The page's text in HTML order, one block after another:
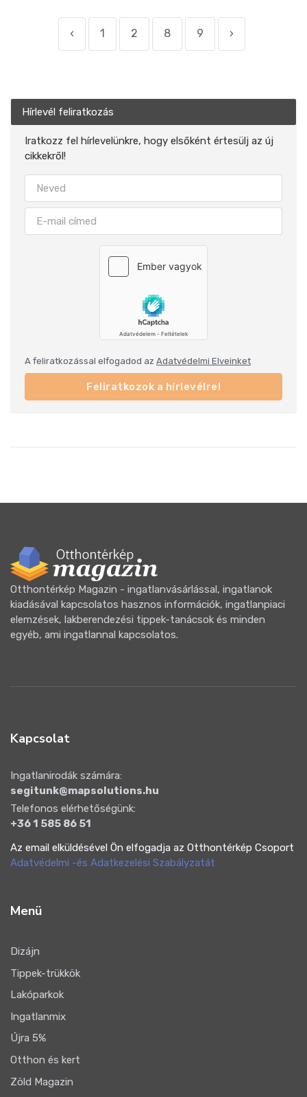
‹ 1 2 8 9 ›
Hírlevél feliratkozás
Iratkozz fel hírlevelünkre, hogy elsőként értesülj az új
cikkekről!
A feliratkozással elfogadod az Adatvédelmi Elveinket
Feliratkozok a hírlevélre!
Otthontérkép Magazin - ingatlanvásárlással, ingatlanok
kiadásával kapcsolatos hasznos információk, ingatlanpiaci
elemzések, lakberendezési tippek-tanácsok és minden
egyéb, ami ingatlannal kapcsolatos.
Kapcsolat
Ingatlanirodák számára:
segitunk@mapsolutions.hu
Telefonos elérhetőségünk:
+36 1 585 86 51
Az email elküldésével Ön elfogadja az Otthontérkép Csoport
Adatvédelmi -és Adatkezelési Szabályzatát
Menü
Dizájn
Tippek-trükkök
Lakóparkok
Ingatlanmix
Újra 5%
Otthon és kert
Zöld Magazin